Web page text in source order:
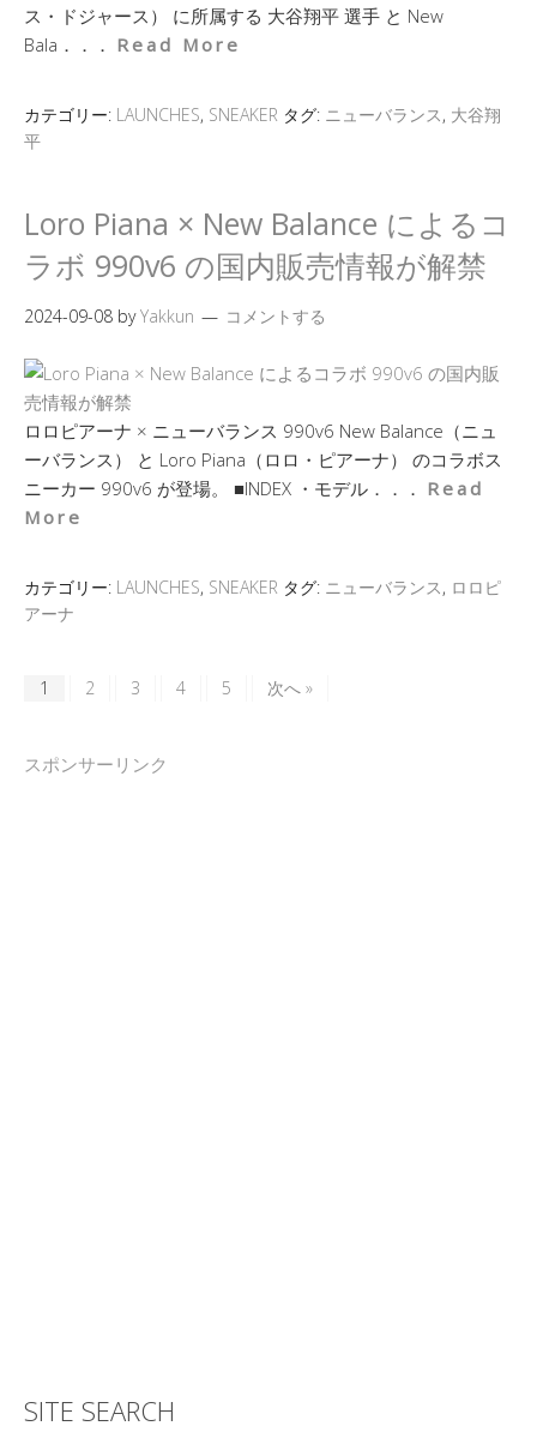
ス・ドジャース） に所属する 大谷翔平 選手 と New
Bala．．． Read More
カテゴリー: LAUNCHES, SNEAKER タグ: ニューバランス, 大谷翔
平
Loro Piana × New Balance によるコ
ラボ 990v6 の国内販売情報が解禁
2024-09-08 byYakkun コメントする
ロロピアーナ × ニューバランス 990v6 New Balance（ニュ
ーバランス） と Loro Piana（ロロ・ピアーナ） のコラボス
ニーカー 990v6 が登場。 ■INDEX ・モデル．．． Read
More
カテゴリー: LAUNCHES, SNEAKER タグ: ニューバランス, ロロピ
アーナ
1 2 3 4 5 次へ »
スポンサーリンク
SITE SEARCH